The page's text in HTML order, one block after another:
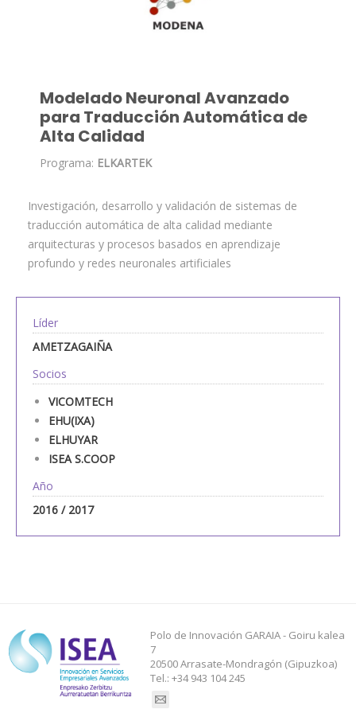
Modelado Neuronal Avanzado
para Traducción Automática de
Alta Calidad
Programa: ELKARTEK
Investigación, desarrollo y validación de sistemas de
traducción automática de alta calidad mediante
arquitecturas y procesos basados en aprendizaje
profundo y redes neuronales artificiales
Líder
AMETZAGAIÑA
Socios
VICOMTECH
EHU(IXA)
ELHUYAR
ISEA S.COOP
Año
2016 / 2017
Polo de Innovación GARAIA - Goiru kalea
7
20500 Arrasate-Mondragón (Gipuzkoa)
Tel.: +34 943 104 245
Find us on: